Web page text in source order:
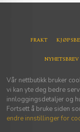
FRAKT
NYHETSBREV
Vår nettbutikk bruker
vi kan yte deg bedre
innloggingsdetaljer og
Fortsett å bruke siden
endre innstillinger for